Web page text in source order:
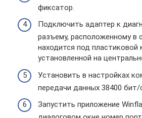
фиксатор.
Подключить адаптер к
разъему, расположенному в
находится под пластиковой
установленной на
Установить в настройках
передачи данных 38400 бит/
Запустить приложение